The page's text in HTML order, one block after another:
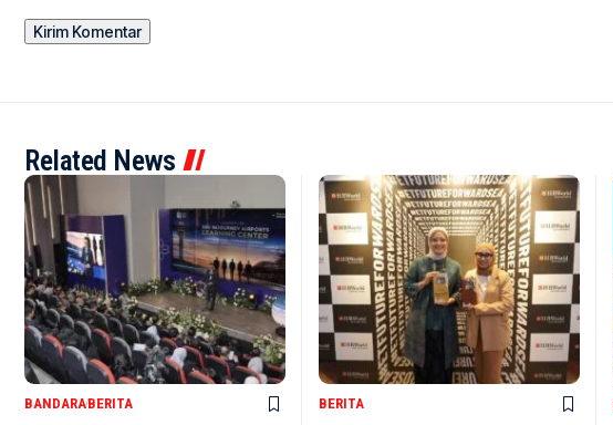
Related News
BANDARABERITA BERITA